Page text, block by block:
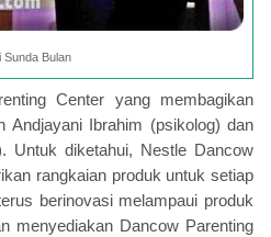
Sunda Bulan
Center yang membagikan
Andjayani Ibrahim (psikolog) dan
Untuk diketahui, Nestle Dancow
rangkaian produk untuk setiap
berinovasi melampaui produk
menyediakan Dancow Parenting